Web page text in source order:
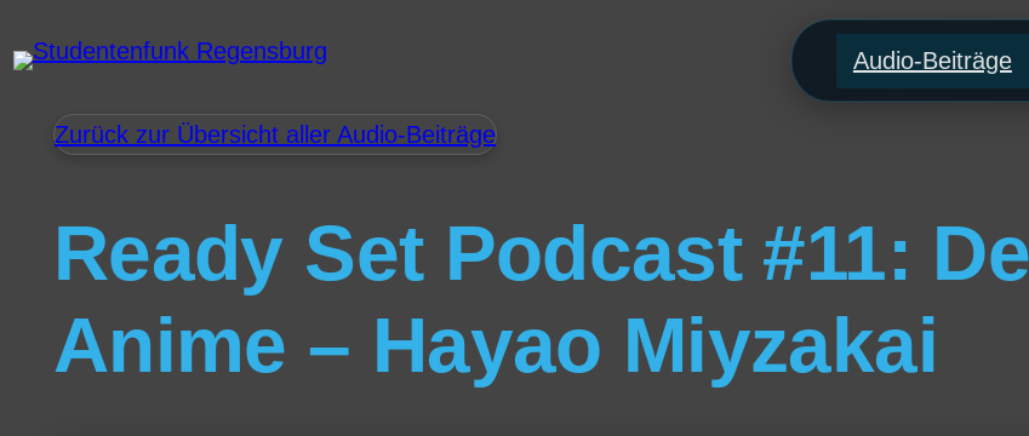
Audio-Beiträge
Zurück zur Übersicht aller Audio-Beiträge
Ready Set Podcast #11:
Anime – Hayao Miyzakai